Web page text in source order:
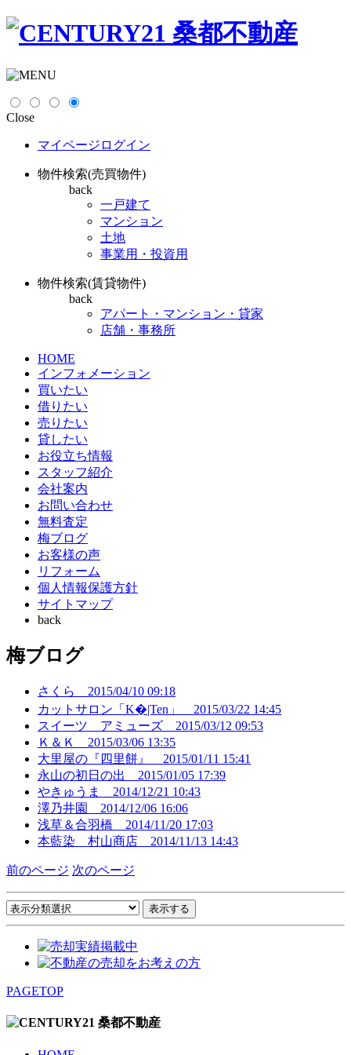
Close
マイページログイン
物件検索(売買物件)
back
一戸建て
マンション
土地
事業用・投資用
物件検索(賃貸物件)
back
アパート・マンション・貸家
店舗・事務所
HOME
インフォメーション
買いたい
借りたい
売りたい
貸したい
お役立ち情報
スタッフ紹介
会社案内
お問い合わせ
無料査定
梅ブログ
お客様の声
リフォーム
個人情報保護方針
サイトマップ
back
梅ブログ
さくら 2015/04/10 09:18
カットサロン「K�|Ten」 2015/03/22 14:45
スイーツ アミューズ 2015/03/12 09:53
Ｋ＆Ｋ 2015/03/06 13:35
大里屋の『四里餅』 2015/01/11 15:41
永山の初日の出 2015/01/05 17:39
やきゅうま 2014/12/21 10:43
澤乃井園 2014/12/06 16:06
浅草＆合羽橋 2014/11/20 17:03
本藍染 村山商店 2014/11/13 14:43
前のページ 次のページ
PAGETOP